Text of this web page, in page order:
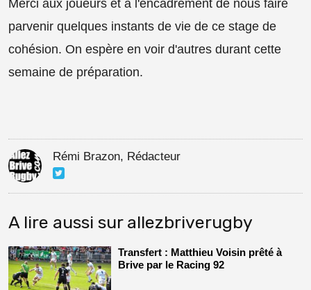
Merci aux joueurs et à l'encadrement de nous faire
parvenir quelques instants de vie de ce stage de
cohésion. On espère en voir d'autres durant cette
semaine de préparation.
Rémi Brazon, Rédacteur
A lire aussi sur allezbriverugby
Transfert : Matthieu Voisin prêté à
Brive par le Racing 92